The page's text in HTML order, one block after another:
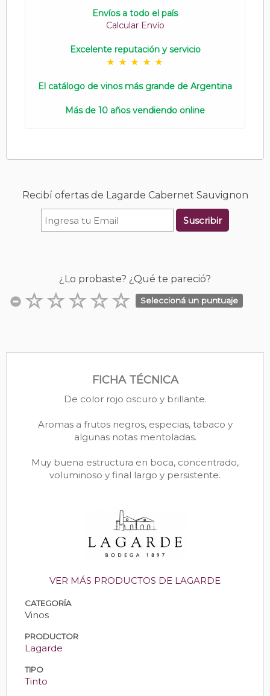
Envíos a todo el país
Calcular Envío
Excelente reputación y servicio
El catálogo de vinos más grande de Argentina
Más de 10 años vendiendo online
Recibí ofertas de Lagarde Cabernet Sauvignon
Suscribir
¿Lo probaste? ¿Qué te pareció?
Seleccioná un puntuaje
FICHA TÉCNICA
De color rojo oscuro y brillante.
Aromas a frutos negros, especias, tabaco y
algunas notas mentoladas.
Muy buena estructura en boca, concentrado,
voluminoso y final largo y persistente.
VER MÁS PRODUCTOS DE LAGARDE
CATEGORÍA
Vinos
PRODUCTOR
Lagarde
TIPO
Tinto